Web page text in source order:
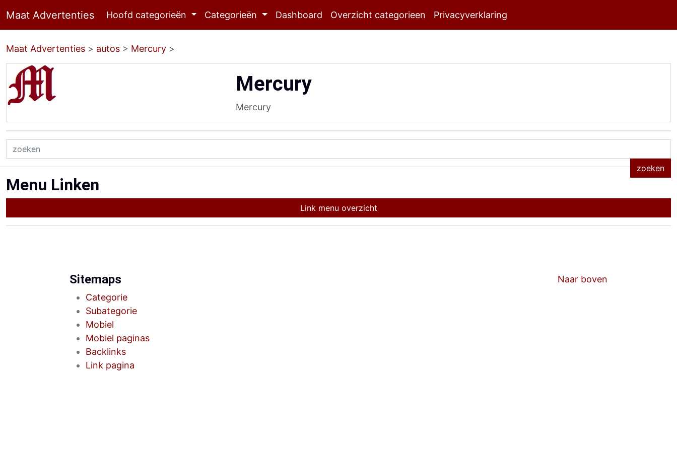
Maat Advertenties Hoofd categorieën Categorieën Dashboard Overzicht categorieen Privacyverklaring
Maat Advertenties > autos > Mercury >
Mercury
Mercury
Menu Linken
Link menu overzicht
Naar boven
Sitemaps
Categorie
Subategorie
Mobiel
Mobiel paginas
Backlinks
Link pagina